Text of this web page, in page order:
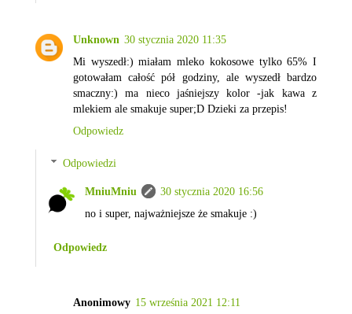
Unknown 30 stycznia 2020 11:35
Mi wyszedł:) miałam mleko kokosowe tylko 65% I
gotowałam całość pół godziny, ale wyszedł bardzo
smaczny:) ma nieco jaśniejszy kolor -jak kawa z
mlekiem ale smakuje super;D Dzieki za przepis!
Odpowiedz
Odpowiedzi
MniuMniu
30 stycznia 2020 16:56
no i super, najważniejsze że smakuje :)
Odpowiedz
Anonimowy 15 września 2021 12:11